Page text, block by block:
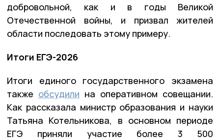
добровольной, как и в годы Великой
Отечественной войны, и призвал жителей
области последовать этому примеру.
Итоги ЕГЭ-2026
Итоги единого государственного экзамена
также обсудили на оперативном совещании.
Как рассказала министр образования и науки
Татьяна Котельникова, в основном периоде
ЕГЭ приняли участие более 3 500